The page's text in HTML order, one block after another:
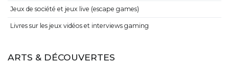
Jeux de société et jeux live (escape games)
Livres sur les jeux vidéos et interviews gaming
ARTS & DÉCOUVERTES